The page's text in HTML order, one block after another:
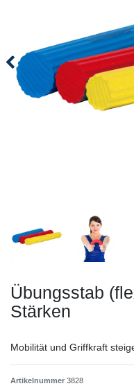
Übungsstab
Stärken
Mobilität und Griffkraft
Artikelnummer 3828